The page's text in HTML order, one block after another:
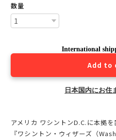
数量
International
Add to
日本国内にお住
アメリカ ワシントンD.C.に本拠を
『ワシントン・ウィザーズ（